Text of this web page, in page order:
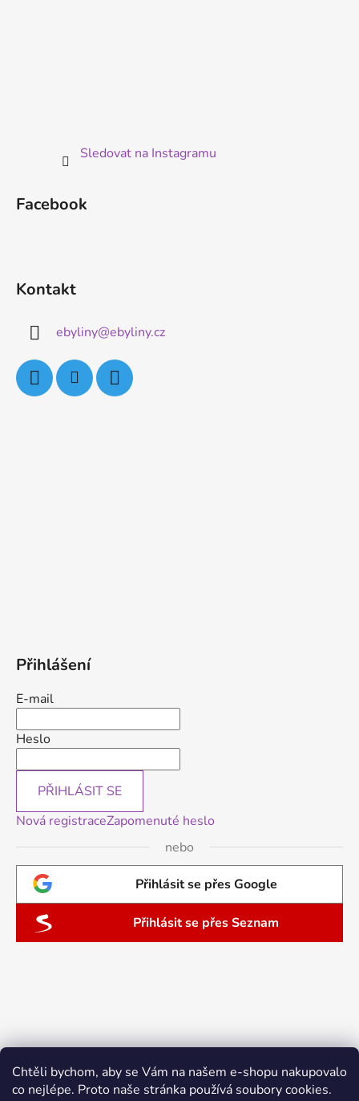
Chtěli bychom, aby se Vám na našem e-shopu nakupovalo
co nejlépe. Proto naše stránka používá soubory cookies.
Sledovat na Instagramu
Facebook
Kontakt
ebyliny@ebyliny.cz
Přihlášení
E-mail
Heslo
PŘIHLÁSIT SE
Nová registraceZapomenuté heslo
nebo
Přihlásit se přes Google
Přihlásit se přes Seznam